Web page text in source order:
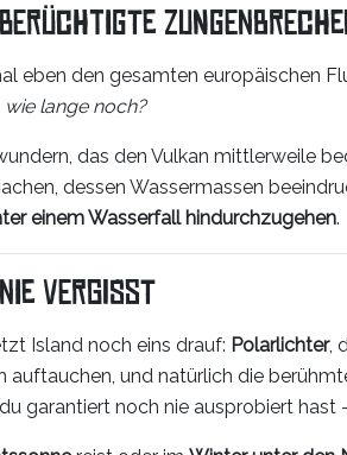
eben den gesamten europäischen
lange noch?
das den Vulkan mittlerweile
dessen Wassermassen
einem Wasserfall hindurchzugehen.
vergisst
Island noch eins drauf: Polarlichter,
auftauchen, und natürlich die
garantiert noch nie ausprobiert hast